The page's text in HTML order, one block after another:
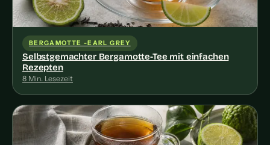
BERGAMOTTE -EARL GREY
Selbstgemachter Bergamotte-Tee mit einfachen
Rezepten
8 Min. Lesezeit